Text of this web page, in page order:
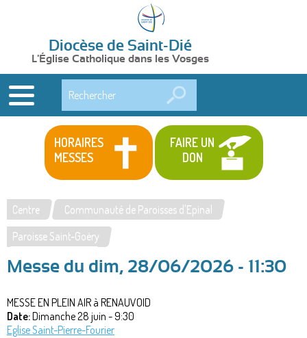
Diocèse de Saint-Dié
L'Église Catholique dans les Vosges
HORAIRES
MESSES
FAIRE UN
DON
Vous
êtes
ici
Centre
Communauté de Paroisses d'Epinal
Paroisse Saint-Goëry
Messe du dim, 28/06/2026 - 11:30
MESSE EN PLEIN AIR à RENAUVOID
Date:Dimanche 28 juin - 9:30
Eglise Saint-Pierre-Fourier